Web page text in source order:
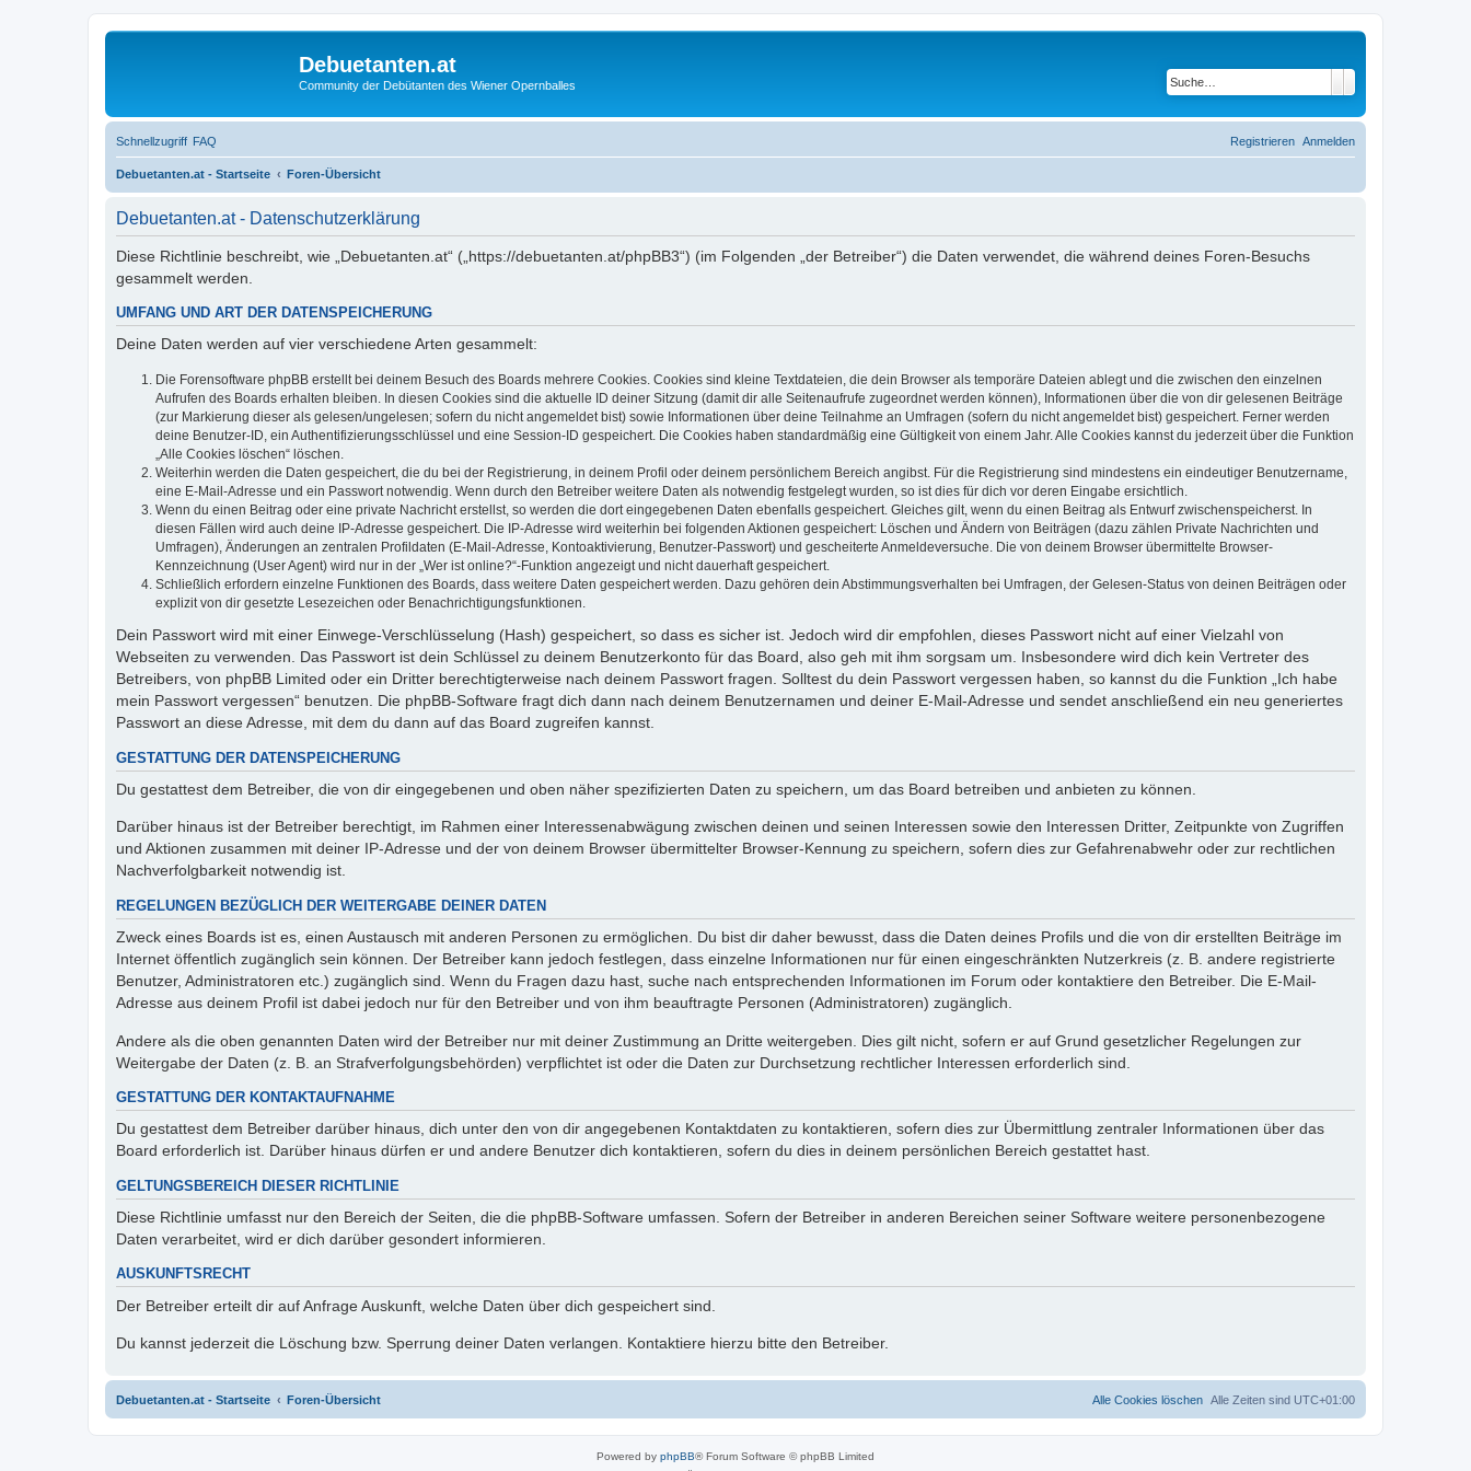
Debuetanten.at
Community der Debütanten des Wiener Opernballes
Schnellzugriff FAQ Anmelden
Registrieren
Debuetanten.at - Startseite Foren-Übersicht
Debuetanten.at - Datenschutzerklärung
Diese Richtlinie beschreibt, wie „Debuetanten.at“ („https://debuetanten.at/phpBB3“) (im Folgenden „der Betreiber“) die Daten verwendet, die während deines Foren-Besuchs
gesammelt werden.
UMFANG UND ART DER DATENSPEICHERUNG
Deine Daten werden auf vier verschiedene Arten gesammelt:
Die Forensoftware phpBB erstellt bei deinem Besuch des Boards mehrere Cookies. Cookies sind kleine Textdateien, die dein Browser als temporäre Dateien ablegt und die zwischen den einzelnen
Aufrufen des Boards erhalten bleiben. In diesen Cookies sind die aktuelle ID deiner Sitzung (damit dir alle Seitenaufrufe zugeordnet werden können), Informationen über die von dir gelesenen Beiträge
(zur Markierung dieser als gelesen/ungelesen; sofern du nicht angemeldet bist) sowie Informationen über deine Teilnahme an Umfragen (sofern du nicht angemeldet bist) gespeichert. Ferner werden
deine Benutzer-ID, ein Authentifizierungsschlüssel und eine Session-ID gespeichert. Die Cookies haben standardmäßig eine Gültigkeit von einem Jahr. Alle Cookies kannst du jederzeit über die Funktion
„Alle Cookies löschen“ löschen.
Weiterhin werden die Daten gespeichert, die du bei der Registrierung, in deinem Profil oder deinem persönlichem Bereich angibst. Für die Registrierung sind mindestens ein eindeutiger Benutzername,
eine E-Mail-Adresse und ein Passwort notwendig. Wenn durch den Betreiber weitere Daten als notwendig festgelegt wurden, so ist dies für dich vor deren Eingabe ersichtlich.
Wenn du einen Beitrag oder eine private Nachricht erstellst, so werden die dort eingegebenen Daten ebenfalls gespeichert. Gleiches gilt, wenn du einen Beitrag als Entwurf zwischenspeicherst. In
diesen Fällen wird auch deine IP-Adresse gespeichert. Die IP-Adresse wird weiterhin bei folgenden Aktionen gespeichert: Löschen und Ändern von Beiträgen (dazu zählen Private Nachrichten und
Umfragen), Änderungen an zentralen Profildaten (E-Mail-Adresse, Kontoaktivierung, Benutzer-Passwort) und gescheiterte Anmeldeversuche. Die von deinem Browser übermittelte Browser-
Kennzeichnung (User Agent) wird nur in der „Wer ist online?“-Funktion angezeigt und nicht dauerhaft gespeichert.
Schließlich erfordern einzelne Funktionen des Boards, dass weitere Daten gespeichert werden. Dazu gehören dein Abstimmungsverhalten bei Umfragen, der Gelesen-Status von deinen Beiträgen oder
explizit von dir gesetzte Lesezeichen oder Benachrichtigungsfunktionen.
Dein Passwort wird mit einer Einwege-Verschlüsselung (Hash) gespeichert, so dass es sicher ist. Jedoch wird dir empfohlen, dieses Passwort nicht auf einer Vielzahl von
Webseiten zu verwenden. Das Passwort ist dein Schlüssel zu deinem Benutzerkonto für das Board, also geh mit ihm sorgsam um. Insbesondere wird dich kein Vertreter des
Betreibers, von phpBB Limited oder ein Dritter berechtigterweise nach deinem Passwort fragen. Solltest du dein Passwort vergessen haben, so kannst du die Funktion „Ich habe
mein Passwort vergessen“ benutzen. Die phpBB-Software fragt dich dann nach deinem Benutzernamen und deiner E-Mail-Adresse und sendet anschließend ein neu generiertes
Passwort an diese Adresse, mit dem du dann auf das Board zugreifen kannst.
GESTATTUNG DER DATENSPEICHERUNG
Du gestattest dem Betreiber, die von dir eingegebenen und oben näher spezifizierten Daten zu speichern, um das Board betreiben und anbieten zu können.
Darüber hinaus ist der Betreiber berechtigt, im Rahmen einer Interessenabwägung zwischen deinen und seinen Interessen sowie den Interessen Dritter, Zeitpunkte von Zugriffen
und Aktionen zusammen mit deiner IP-Adresse und der von deinem Browser übermittelter Browser-Kennung zu speichern, sofern dies zur Gefahrenabwehr oder zur rechtlichen
Nachverfolgbarkeit notwendig ist.
REGELUNGEN BEZÜGLICH DER WEITERGABE DEINER DATEN
Zweck eines Boards ist es, einen Austausch mit anderen Personen zu ermöglichen. Du bist dir daher bewusst, dass die Daten deines Profils und die von dir erstellten Beiträge im
Internet öffentlich zugänglich sein können. Der Betreiber kann jedoch festlegen, dass einzelne Informationen nur für einen eingeschränkten Nutzerkreis (z. B. andere registrierte
Benutzer, Administratoren etc.) zugänglich sind. Wenn du Fragen dazu hast, suche nach entsprechenden Informationen im Forum oder kontaktiere den Betreiber. Die E-Mail-
Adresse aus deinem Profil ist dabei jedoch nur für den Betreiber und von ihm beauftragte Personen (Administratoren) zugänglich.
Andere als die oben genannten Daten wird der Betreiber nur mit deiner Zustimmung an Dritte weitergeben. Dies gilt nicht, sofern er auf Grund gesetzlicher Regelungen zur
Weitergabe der Daten (z. B. an Strafverfolgungsbehörden) verpflichtet ist oder die Daten zur Durchsetzung rechtlicher Interessen erforderlich sind.
GESTATTUNG DER KONTAKTAUFNAHME
Du gestattest dem Betreiber darüber hinaus, dich unter den von dir angegebenen Kontaktdaten zu kontaktieren, sofern dies zur Übermittlung zentraler Informationen über das
Board erforderlich ist. Darüber hinaus dürfen er und andere Benutzer dich kontaktieren, sofern du dies in deinem persönlichen Bereich gestattet hast.
GELTUNGSBEREICH DIESER RICHTLINIE
Diese Richtlinie umfasst nur den Bereich der Seiten, die die phpBB-Software umfassen. Sofern der Betreiber in anderen Bereichen seiner Software weitere personenbezogene
Daten verarbeitet, wird er dich darüber gesondert informieren.
AUSKUNFTSRECHT
Der Betreiber erteilt dir auf Anfrage Auskunft, welche Daten über dich gespeichert sind.
Du kannst jederzeit die Löschung bzw. Sperrung deiner Daten verlangen. Kontaktiere hierzu bitte den Betreiber.
Debuetanten.at - Startseite Foren-Übersicht Alle Zeiten sind UTC+01:00
Alle Cookies löschen
Powered by phpBB® Forum Software © phpBB Limited